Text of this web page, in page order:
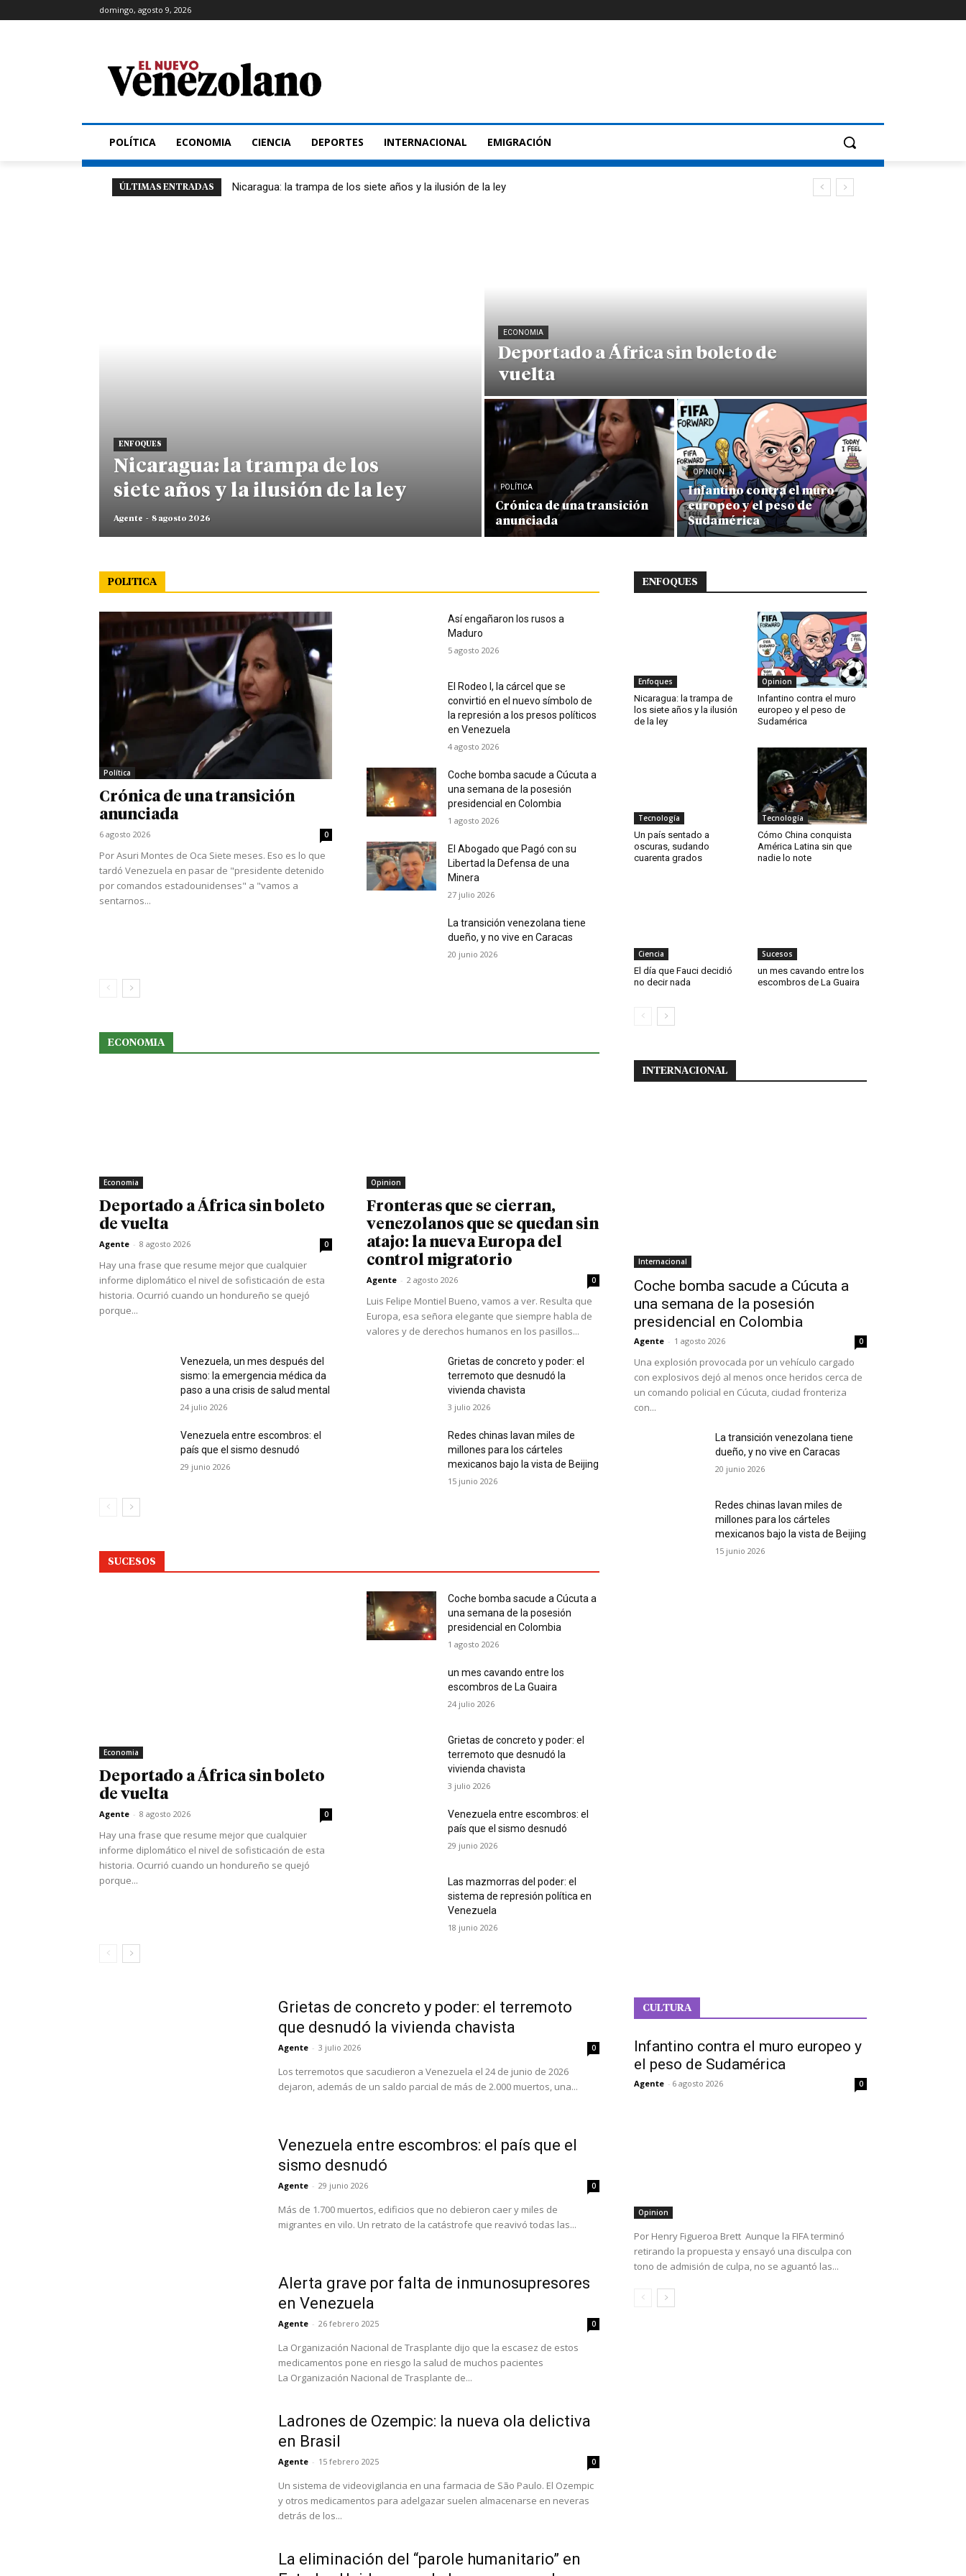
domingo, agosto 9, 2026
POLÍTICA ECONOMIA CIENCIA DEPORTES INTERNACIONAL EMIGRACIÓN
ÚLTIMAS ENTRADAS Nicaragua: la trampa de los siete años y la ilusión de la ley
ENFOQUES
Nicaragua: la trampa de los
siete años y la ilusión de la ley
Agente - 8 agosto 2026
ECONOMIA
Deportado a África sin boleto de
vuelta
POLÍTICA
Crónica de una transición
anunciada
OPINION
Infantino contra el muro
europeo y el peso de
Sudamérica
POLITICA
Política
Crónica de una transición
anunciada
6 agosto 2026 0
Por Asuri Montes de Oca Siete meses. Eso es lo que
tardó Venezuela en pasar de "presidente detenido
por comandos estadounidenses" a "vamos a
sentarnos...
Así engañaron los rusos a
Maduro
5 agosto 2026
El Rodeo I, la cárcel que se
convirtió en el nuevo símbolo de
la represión a los presos políticos
en Venezuela
4 agosto 2026
Coche bomba sacude a Cúcuta a
una semana de la posesión
presidencial en Colombia
1 agosto 2026
El Abogado que Pagó con su
Libertad la Defensa de una
Minera
27 julio 2026
La transición venezolana tiene
dueño, y no vive en Caracas
20 junio 2026
ECONOMIA
Economia
Deportado a África sin boleto
de vuelta
Agente - 8 agosto 2026 0
Hay una frase que resume mejor que cualquier
informe diplomático el nivel de sofisticación de esta
historia. Ocurrió cuando un hondureño se quejó
porque...
Opinion
Fronteras que se cierran,
venezolanos que se quedan sin
atajo: la nueva Europa del
control migratorio
Agente - 2 agosto 2026 0
Luis Felipe Montiel Bueno, vamos a ver. Resulta que
Europa, esa señora elegante que siempre habla de
valores y de derechos humanos en los pasillos...
Venezuela, un mes después del
sismo: la emergencia médica da
paso a una crisis de salud mental
24 julio 2026
Grietas de concreto y poder: el
terremoto que desnudó la
vivienda chavista
3 julio 2026
Venezuela entre escombros: el
país que el sismo desnudó
29 junio 2026
Redes chinas lavan miles de
millones para los cárteles
mexicanos bajo la vista de Beijing
15 junio 2026
SUCESOS
Economia
Deportado a África sin boleto
de vuelta
Agente - 8 agosto 2026 0
Hay una frase que resume mejor que cualquier
informe diplomático el nivel de sofisticación de esta
historia. Ocurrió cuando un hondureño se quejó
porque...
Coche bomba sacude a Cúcuta a
una semana de la posesión
presidencial en Colombia
1 agosto 2026
un mes cavando entre los
escombros de La Guaira
24 julio 2026
Grietas de concreto y poder: el
terremoto que desnudó la
vivienda chavista
3 julio 2026
Venezuela entre escombros: el
país que el sismo desnudó
29 junio 2026
Las mazmorras del poder: el
sistema de represión política en
Venezuela
18 junio 2026
ENFOQUES
Enfoques
Nicaragua: la trampa de
los siete años y la ilusión
de la ley
Opinion
Infantino contra el muro
europeo y el peso de
Sudamérica
Tecnología
Un país sentado a
oscuras, sudando
cuarenta grados
Tecnología
Cómo China conquista
América Latina sin que
nadie lo note
Ciencia
El día que Fauci decidió
no decir nada
Sucesos
un mes cavando entre los
escombros de La Guaira
INTERNACIONAL
Internacional
Coche bomba sacude a Cúcuta a
una semana de la posesión
presidencial en Colombia
Agente - 1 agosto 2026 0
Una explosión provocada por un vehículo cargado
con explosivos dejó al menos once heridos cerca de
un comando policial en Cúcuta, ciudad fronteriza
con...
La transición venezolana tiene
dueño, y no vive en Caracas
20 junio 2026
Redes chinas lavan miles de
millones para los cárteles
mexicanos bajo la vista de Beijing
15 junio 2026
Grietas de concreto y poder: el terremoto
que desnudó la vivienda chavista
Agente - 3 julio 2026 0
Los terremotos que sacudieron a Venezuela el 24 de junio de 2026
dejaron, además de un saldo parcial de más de 2.000 muertos, una...
Venezuela entre escombros: el país que el
sismo desnudó
Agente - 29 junio 2026 0
Más de 1.700 muertos, edificios que no debieron caer y miles de
migrantes en vilo. Un retrato de la catástrofe que reavivó todas las...
Alerta grave por falta de inmunosupresores
en Venezuela
Agente - 26 febrero 2025 0
La Organización Nacional de Trasplante dijo que la escasez de estos
medicamentos pone en riesgo la salud de muchos pacientes
La Organización Nacional de Trasplante de...
Ladrones de Ozempic: la nueva ola delictiva
en Brasil
Agente - 15 febrero 2025 0
Un sistema de videovigilancia en una farmacia de São Paulo. El Ozempic
y otros medicamentos para adelgazar suelen almacenarse en neveras
detrás de los...
La eliminación del “parole humanitario” en
CULTURA
Infantino contra el muro europeo y
el peso de Sudamérica
Agente - 6 agosto 2026 0
Opinion
Por Henry Figueroa Brett Aunque la FIFA terminó
retirando la propuesta y ensayó una disculpa con
tono de admisión de culpa, no se aguantó las...